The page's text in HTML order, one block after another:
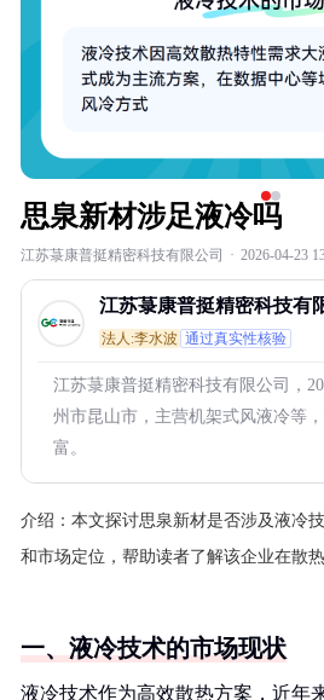
思泉新材涉足液冷吗
江苏菉康普挺精密科技有限公司 · 2026-04-23
江苏菉康普挺精密科技有
法人:李水波 通过真实性核验
江苏菉康普挺精密科技有限公司，
州市昆山市，主营机架式风液冷等
富。
介绍： 本文探讨思泉新材是否涉及液冷
和市场定位，帮助读者了解该企业在散
一、液冷技术的市场现状
液冷技术作为高效散热方案，近年